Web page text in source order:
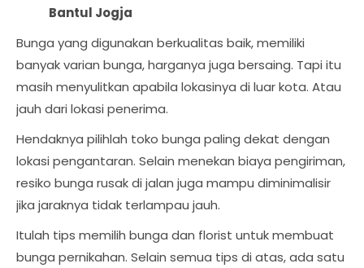
Bantul Jogja
Bunga yang digunakan berkualitas baik, memiliki
banyak varian bunga, harganya juga bersaing. Tapi itu
masih menyulitkan apabila lokasinya di luar kota. Atau
jauh dari lokasi penerima.
Hendaknya pilihlah toko bunga paling dekat dengan
lokasi pengantaran. Selain menekan biaya pengiriman,
resiko bunga rusak di jalan juga mampu diminimalisir
jika jaraknya tidak terlampau jauh.
Itulah tips memilih bunga dan florist untuk membuat
bunga pernikahan. Selain semua tips di atas, ada satu